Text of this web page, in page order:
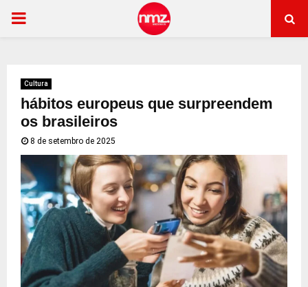
PRIMARY
Cultura
hábitos europeus que surpreendem
os brasileiros
8 de setembro de 2025